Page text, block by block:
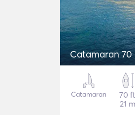
Catamaran 70
Catamaran
70 ft
21 m